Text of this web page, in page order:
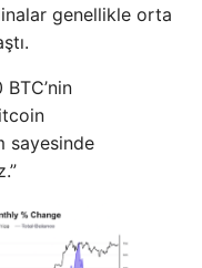
genellikle orta
BTC’nin
sayesinde